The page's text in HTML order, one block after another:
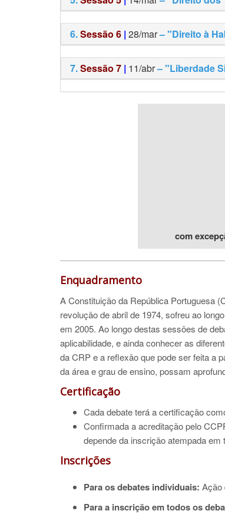
6.Sessão 6 | 28/mar– "Direito à
7.Sessão 7 | 11/abr– "Liberdade
com
Enquadramento
A Constituição da República Portuguesa
revolução de abril de 1974, sofreu ao
em 2005. Ao longo destas sessões de
aplicabilidade, e ainda conhecer as
da CRP e a reflexão que pode ser feita a
da área e grau de ensino, possam
Certificação
Cada debate terá a certificação
Confirmada a acreditação pelo
depende da inscrição atempada em
Inscrições
Para os debates individuais: Ação
Para a inscrição em todos os